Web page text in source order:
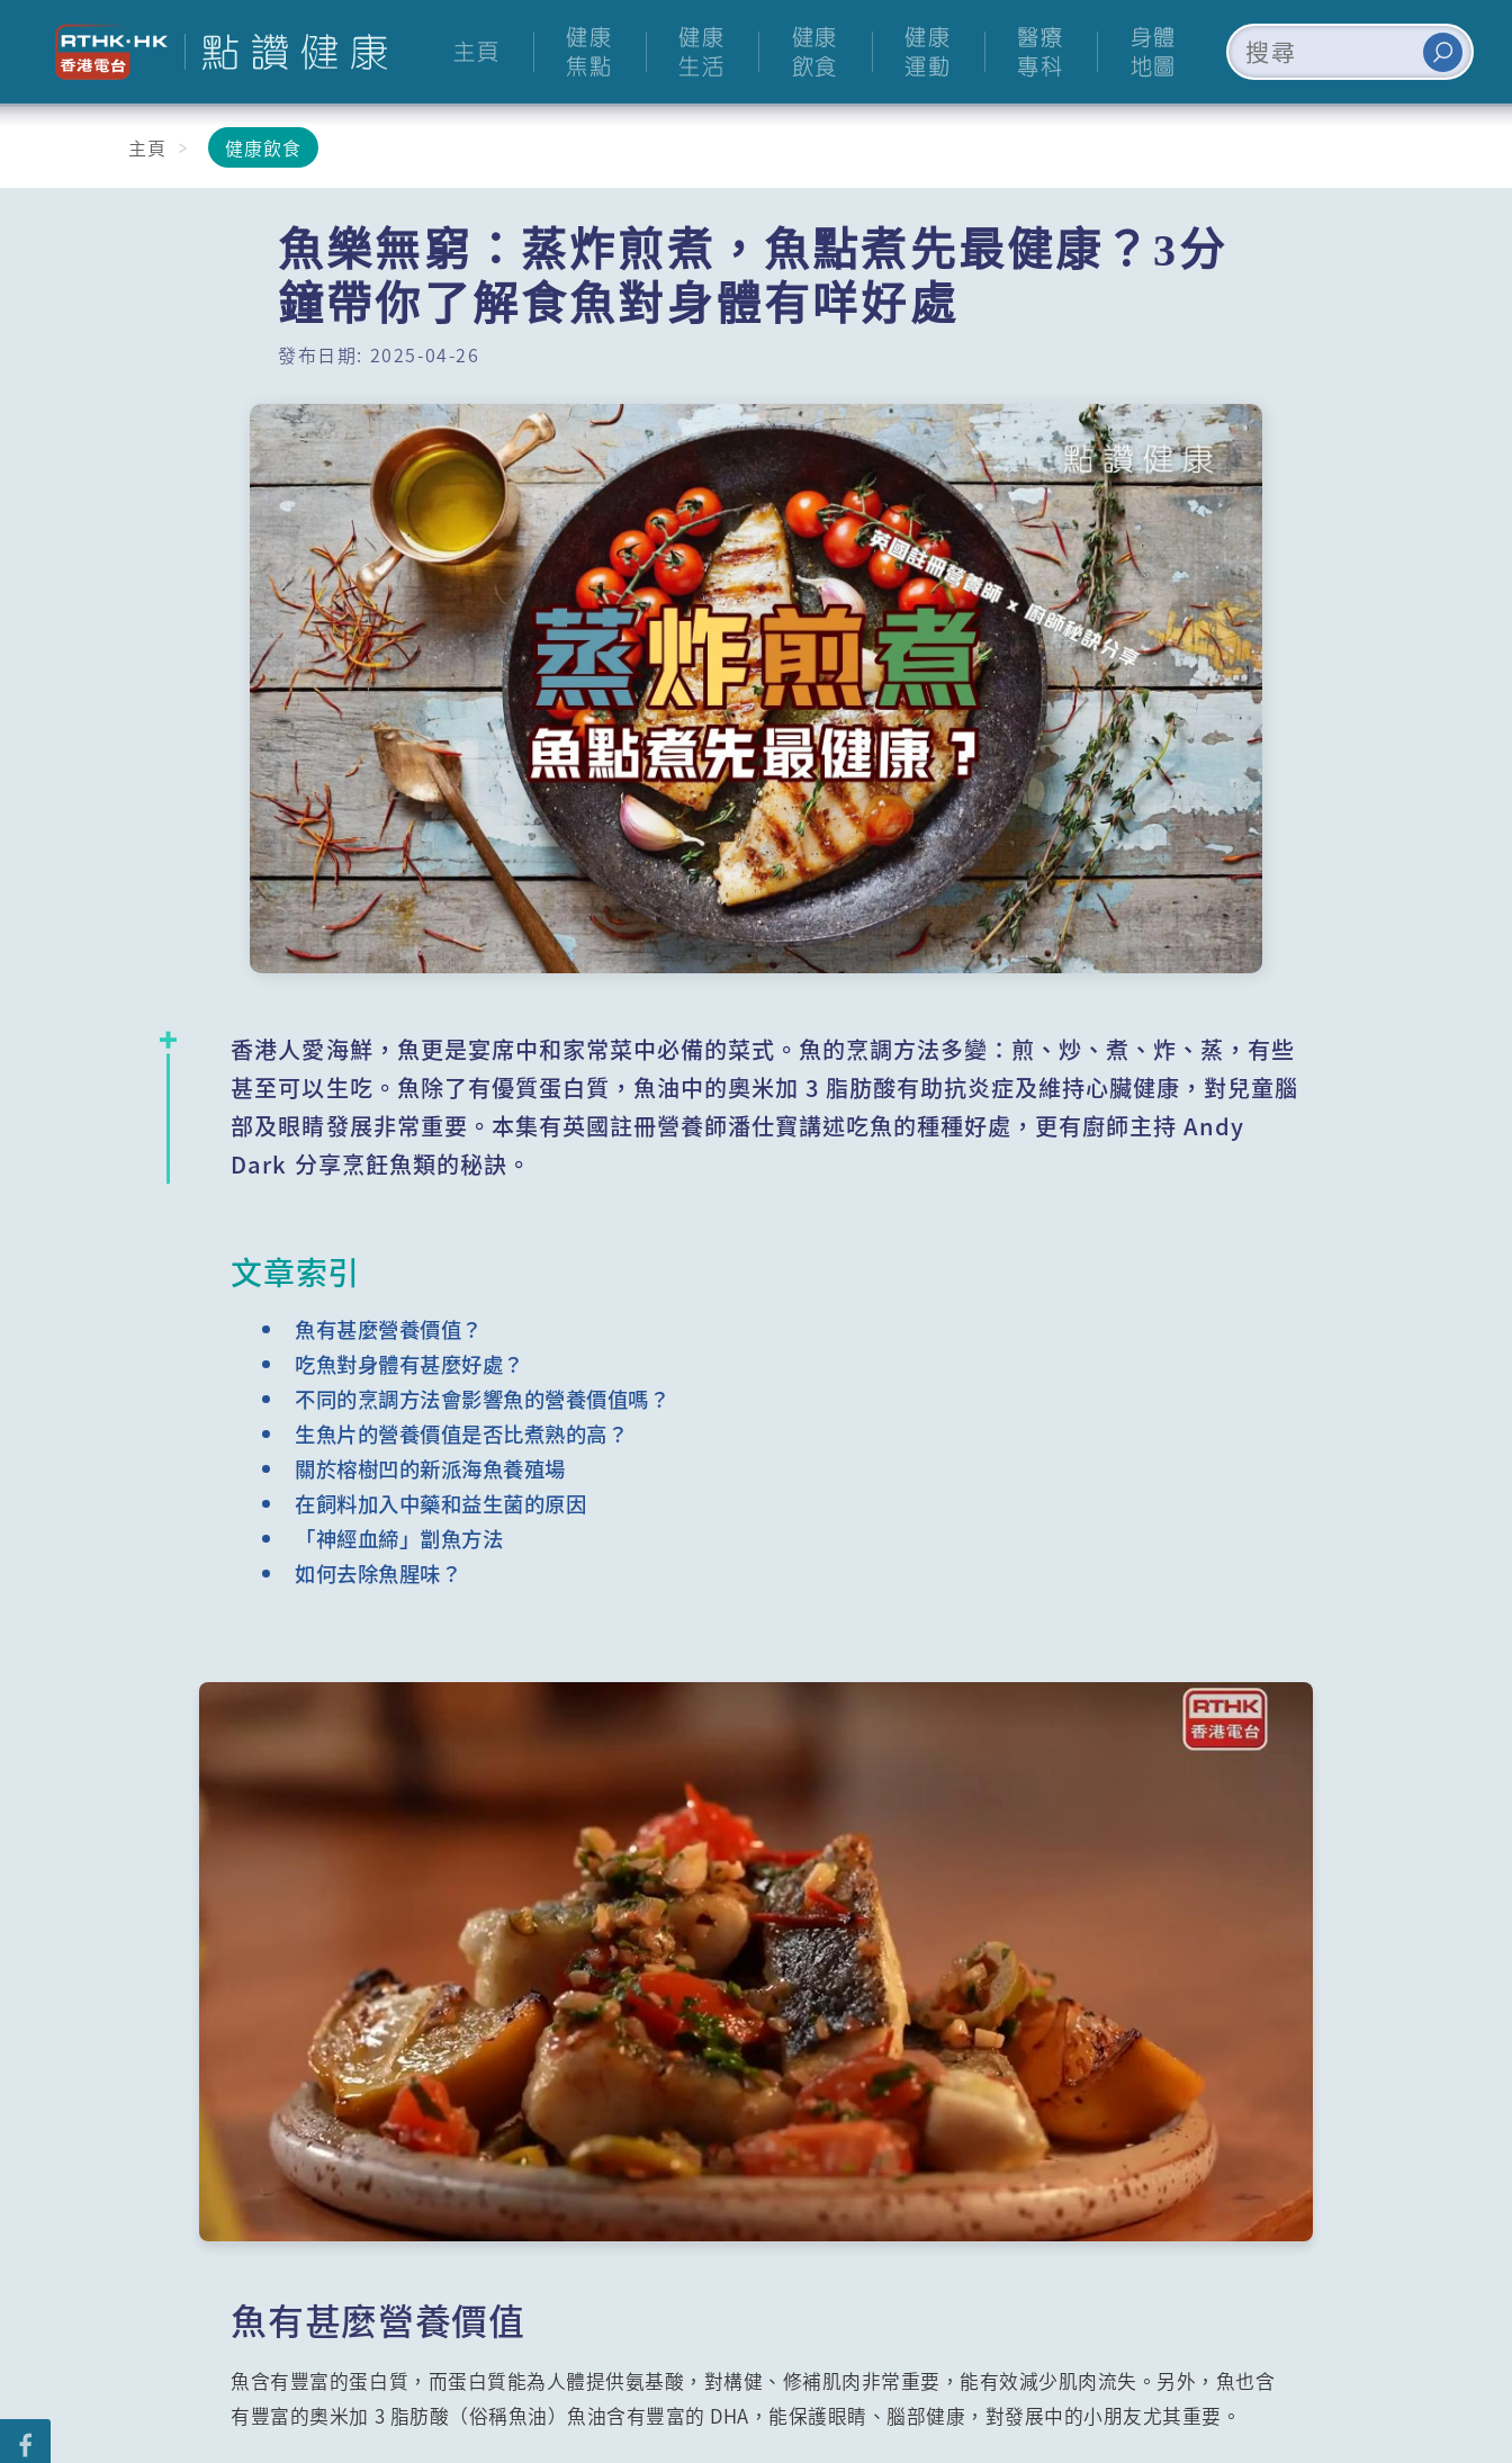
主頁
健康
焦點
健康
生活
健康
飲食
健康
運動
醫療
專科
身體
地圖
主頁 健康飲食
魚樂無窮：蒸炸煎煮，魚點煮先最健康？3分
鐘帶你了解食魚對身體有咩好處
發布日期: 2025-04-26
香港人愛海鮮，魚更是宴席中和家常菜中必備的菜式。魚的烹調方法多變：煎、炒、煮、炸、蒸，有些
甚至可以生吃。魚除了有優質蛋白質，魚油中的奧米加 3 脂肪酸有助抗炎症及維持心臟健康，對兒童腦
部及眼睛發展非常重要。本集有英國註冊營養師潘仕寶講述吃魚的種種好處，更有廚師主持 Andy
Dark 分享烹飪魚類的秘訣。
文章索引
魚有甚麼營養價值？
吃魚對身體有甚麼好處？
不同的烹調方法會影響魚的營養價值嗎？
生魚片的營養價值是否比煮熟的高？
關於榕樹凹的新派海魚養殖場
在飼料加入中藥和益生菌的原因
「神經血締」劏魚方法
如何去除魚腥味？
魚有甚麼營養價值
魚含有豐富的蛋白質，而蛋白質能為人體提供氨基酸，對構健、修補肌肉非常重要，能有效減少肌肉流失。另外，魚也含
有豐富的奧米加 3 脂肪酸（俗稱魚油）魚油含有豐富的 DHA，能保護眼睛、腦部健康，對發展中的小朋友尤其重要。